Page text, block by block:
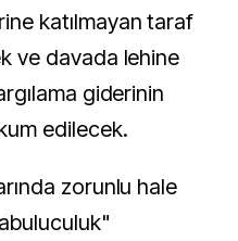
katılmayan taraf
ve davada lehine
giderinin
edilecek.
zorunlu hale